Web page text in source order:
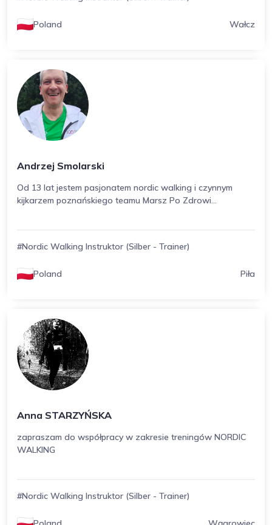
Poland Wałcz
Andrzej Smolarski
Od 13 lat jestem pasjonatem nordic walking i czynnym
kijkarzem poznańskiego teamu Marsz Po Zdrowi...
#Nordic Walking Instruktor (Silber - Trainer)
Poland Piła
Anna STARZYŃSKA
zapraszam do współpracy w zakresie treningów NORDIC
WALKING
#Nordic Walking Instruktor (Silber - Trainer)